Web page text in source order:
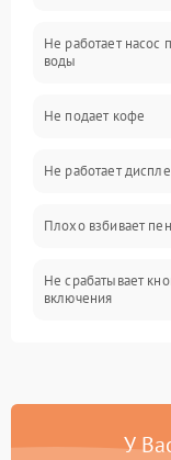
Проблемы с
Проблемы с
Управление и
Программное
Не работает насос
воды
Не подает кофе
Не работает
Плохо взбивает
Не срабатывает
включения
Постоянные сбои в
У